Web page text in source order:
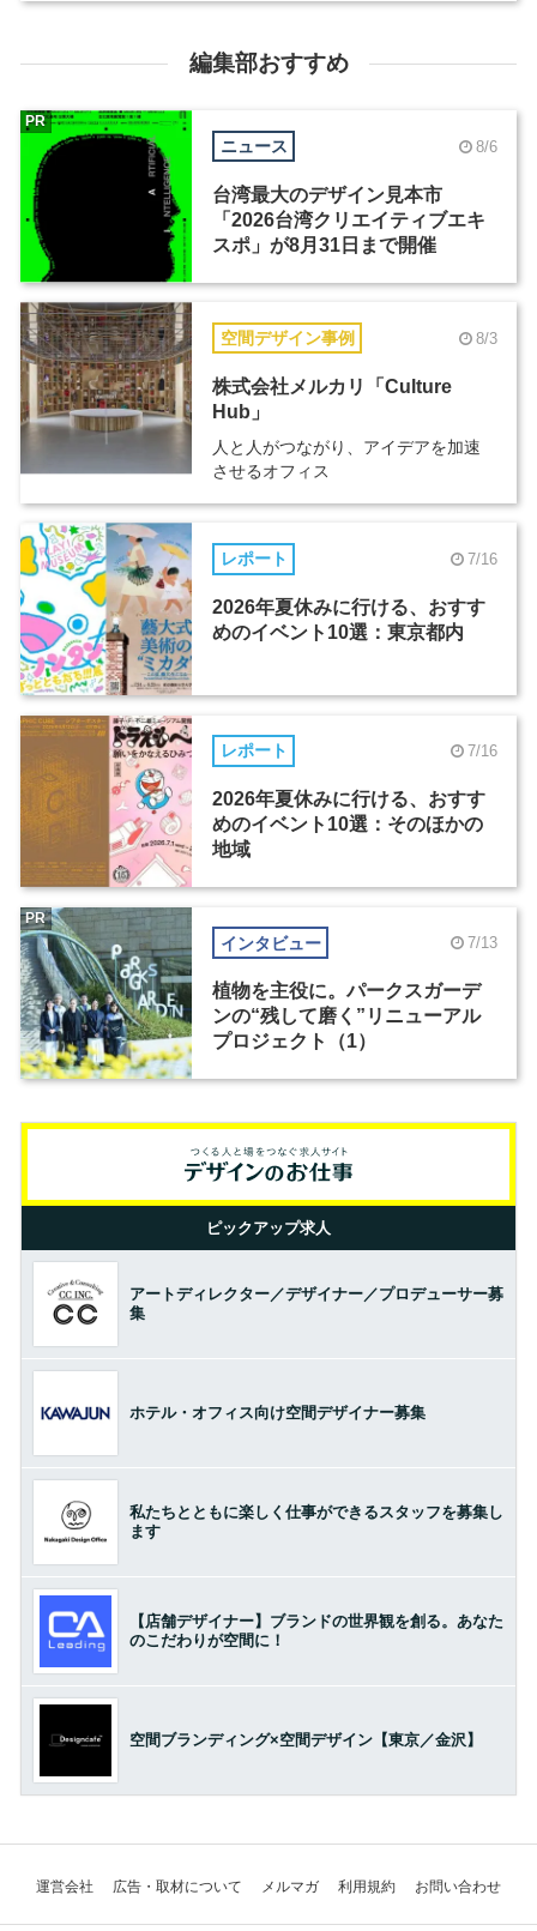
編集部おすすめ
ニュース 8/6
台湾最大のデザイン見本市
「2026台湾クリエイティブエキ
スポ」が8月31日まで開催
PR
空間デザイン事例 8/3
株式会社メルカリ「Culture
Hub」
人と人がつながり、アイデアを加速
させるオフィス
レポート 7/16
2026年夏休みに行ける、おすす
めのイベント10選：東京都内
レポート 7/16
2026年夏休みに行ける、おすす
めのイベント10選：そのほかの
地域
インタビュー 7/13
植物を主役に。パークスガーデ
ンの“残して磨く”リニューアル
プロジェクト（1）
PR
ピックアップ求人
アートディレクター／デザイナー／プロデューサー募
集
ホテル・オフィス向け空間デザイナー募集
私たちとともに楽しく仕事ができるスタッフを募集し
ます
【店舗デザイナー】ブランドの世界観を創る。あなた
のこだわりが空間に！
空間ブランディング×空間デザイン【東京／金沢】
運営会社 広告・取材について メルマガ 利用規約 お問い合わせ